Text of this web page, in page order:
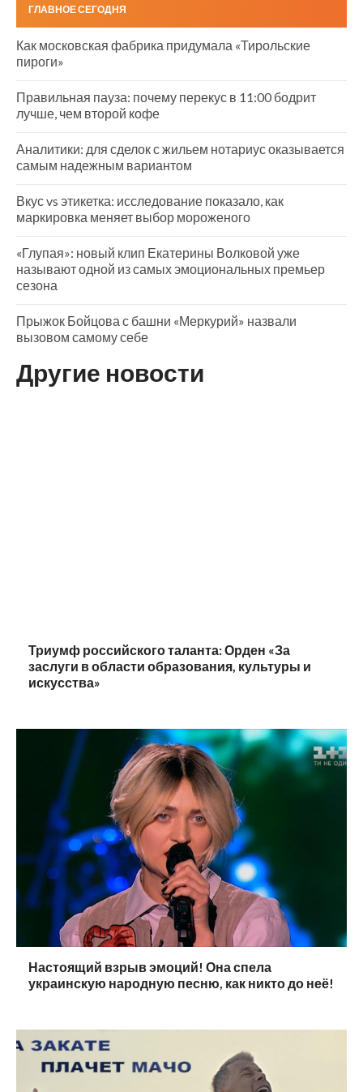
ГЛАВНОЕ СЕГОДНЯ
Как московская фабрика придумала «Тирольские
пироги»
Правильная пауза: почему перекус в 11:00 бодрит
лучше, чем второй кофе
Аналитики: для сделок с жильем нотариус оказывается
самым надежным вариантом
Вкус vs этикетка: исследование показало, как
маркировка меняет выбор мороженого
«Глупая»: новый клип Екатерины Волковой уже
называют одной из самых эмоциональных премьер
сезона
Прыжок Бойцова с башни «Меркурий» назвали
вызовом самому себе
Другие новости
Триумф российского таланта: Орден «За
заслуги в области образования, культуры и
искусства»
Настоящий взрыв эмоций! Она спела
украинскую народную песню, как никто до неё!